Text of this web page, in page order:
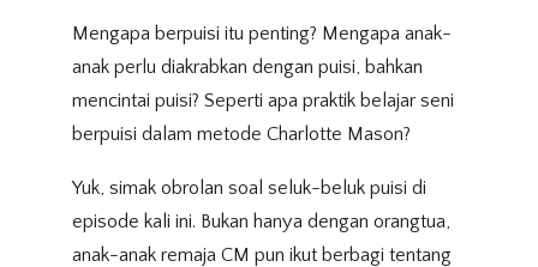
Mengapa berpuisi itu penting? Mengapa anak-
anak perlu diakrabkan dengan puisi, bahkan
mencintai puisi? Seperti apa praktik belajar seni
berpuisi dalam metode Charlotte Mason?
Yuk, simak obrolan soal seluk-beluk puisi di
episode kali ini. Bukan hanya dengan orangtua,
anak-anak remaja CM pun ikut berbagi tentang